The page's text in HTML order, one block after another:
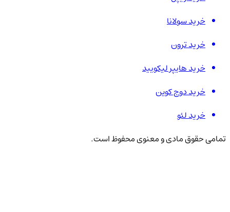
خرید سولانا
خرید ترون
خرید هایپر لیکویید
خرید دوج کوین
خرید لئو
تمامی حقوق مادی و معنوی محفوظ است.